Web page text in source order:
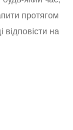
протягом
відповісти на